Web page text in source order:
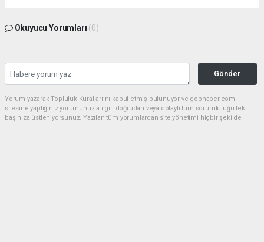
Okuyucu Yorumları (0)
Gönder
Yorum yazarak Topluluk Kuralları’nı kabul etmiş bulunuyor ve gophaber.com
sitesine yaptığınız yorumunuzla ilgili doğrudan veya dolaylı tüm sorumluluğu tek
başınıza üstleniyorsunuz. Yazılan tüm yorumlardan site yönetimi hiçbir şekilde